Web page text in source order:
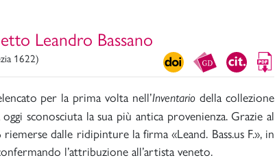
Leandro Bassano
1622)
per la prima volta nell’Inventario della collezione
sconosciuta la sua più antica provenienza. Grazie al
dalle ridipinture la firma «Leand. Bass.us F.», in
l’attribuzione all’artista veneto.